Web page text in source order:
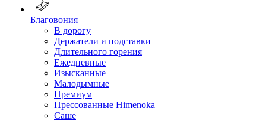
Благовония
В дорогу
Держатели и подставки
Длительного горения
Ежедневные
Изысканные
Малодымные
Премиум
Прессованные Himenoka
Саше